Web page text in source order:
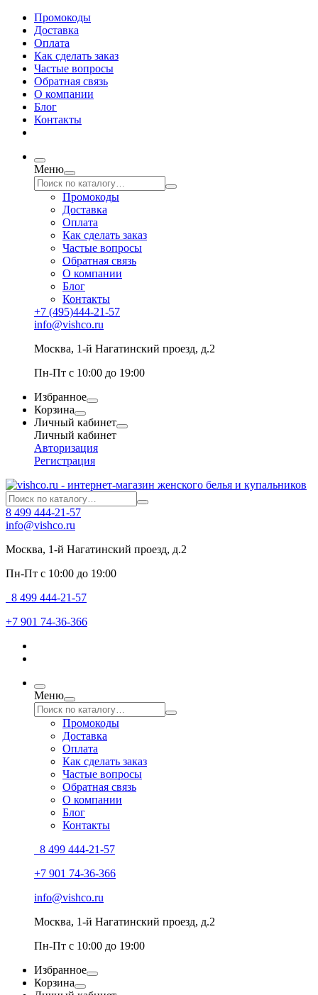
Промокоды
Доставка
Оплата
Как сделать заказ
Частые вопросы
Обратная связь
О компании
Блог
Контакты
Меню
Промокоды
Доставка
Оплата
Как сделать заказ
Частые вопросы
Обратная связь
О компании
Блог
Контакты
+7 (495)444-21-57
info@vishco.ru
Москва, 1-й Нагатинский проезд, д.2
Пн-Пт с 10:00 до 19:00
Избранное
Корзина
Личный кабинет
Личный кабинет
Авторизация
Регистрация
8 499 444-21-57
info@vishco.ru
Москва, 1-й Нагатинский проезд, д.2
Пн-Пт с 10:00 до 19:00
8 499 444-21-57
+7 901 74-36-366
Меню
Промокоды
Доставка
Оплата
Как сделать заказ
Частые вопросы
Обратная связь
О компании
Блог
Контакты
8 499 444-21-57
+7 901 74-36-366
info@vishco.ru
Москва, 1-й Нагатинский проезд, д.2
Пн-Пт с 10:00 до 19:00
Избранное
Корзина